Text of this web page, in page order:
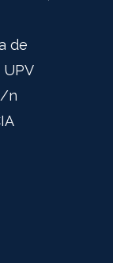
de
UPV
n